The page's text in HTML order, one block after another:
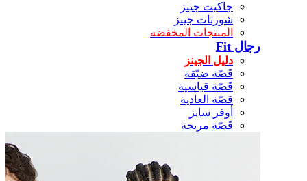
جاكيت جينز
شورتات جينز
المنتجات المخفضه
رجال Fit
دليل الجينز
قَصّة ضيّقة
قَصّة قياسية
قصّة العادية
أوفر سايز
قَصّة مريحة